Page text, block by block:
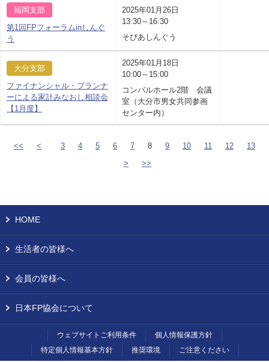
福岡支部
第1回FPフォーラムinしんぐ
う
2025年01月26日
13:30～16:30
そぴあしんぐう
大分支部
ファイナンシャル・プランナ
ーによる家計みなおし相談会
【1月度】
2025年01月18日
10:00～15:00
コンパルホール2階 会議
室（大分市男女共同参画
センター内）
<< < 3 4 5 6 7 8 9 10 11 12
13
>
>>
HOME
生活者の皆様へ
会員の皆様へ
日本FP協会について
ウェブサイトご利用条件
個人情報保護方針
特定個人情報基本方針
推奨環境 ご注意ください